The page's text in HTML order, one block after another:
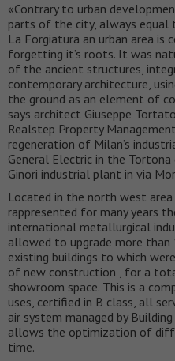
«Contrary to urban
parts of the city, always
La Forgiatura an urban area
forgetting it’s roots. It was
of the ancient structures,
contemporary architecture,
the ground as an element of
says architect Giuseppe
Realstep Property
regeneration of Milan’s
General Electric in the
Ginori industrial plant in via
Located in the north west
rappresented for many years
international metallurgical
allowed to upgrade more
existing buildings to which
of new construction , for a
showroom space. This is a
uses, certified in B class, all
air system managed by
allows the optimization of
time.